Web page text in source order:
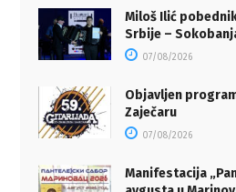
Miloš Ilić
Srbije –
07/08/2026
Objavljen
Zaječaru
07/08/2026
Manifestacija